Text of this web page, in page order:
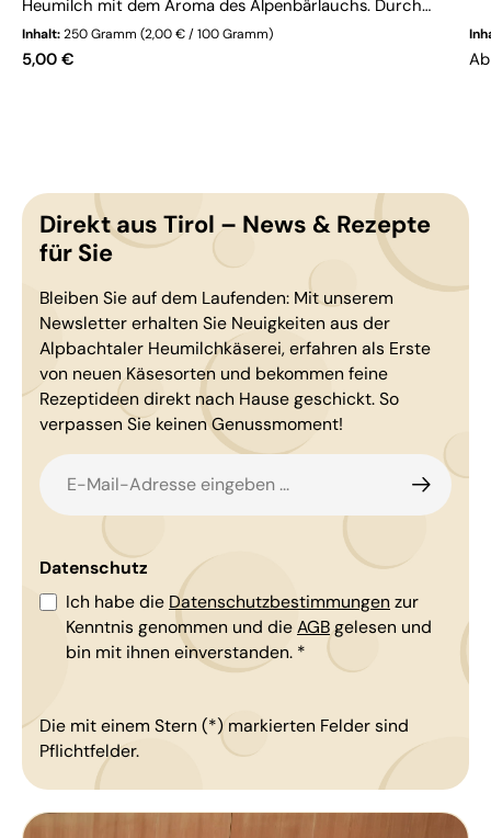
Heumilch mit dem Aroma des Alpenbärlauchs. Durch
seine natürliche Oberflächenreifung entsteht ein
harmonisches Zusammenspiel aus milder Würze und
frischer Kräuternote. Ein Käse, der den Frühling Tirols
Inhalt:250 Gramm (2,00 € / 100 Gramm)
Regulärer Preis:
5,00 €
Direkt aus Tirol – News & Rezepte
für Sie
Bleiben Sie auf dem Laufenden: Mit unserem
Newsletter erhalten Sie Neuigkeiten aus der
Alpbachtaler Heumilchkäserei, erfahren als Erste
von neuen Käsesorten und bekommen feine
Rezeptideen direkt nach Hause geschickt. So
verpassen Sie keinen Genussmoment!
E-Mail-Adresse*
Datenschutz
Ich habe die Datenschutzbestimmungen zur
Kenntnis genommen und dieAGBgelesen und
bin mit ihnen einverstanden. *
Die mit einem Stern (*) markierten Felder sind
Pflichtfelder.